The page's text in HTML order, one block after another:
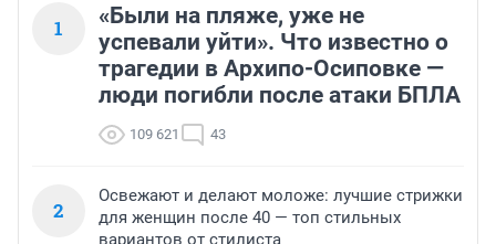
1
«Были на пляже, уже не
успевали уйти». Что известно о
трагедии в Архипо-Осиповке —
люди погибли после атаки БПЛА
109 621 43
2
Освежают и делают моложе: лучшие стрижки
для женщин после 40 — топ стильных
вариантов от стилиста